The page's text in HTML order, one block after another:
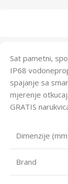
Sat pametni,
IP68
spajanje sa
mjerenje
GRATIS
Dimenzije
Brand